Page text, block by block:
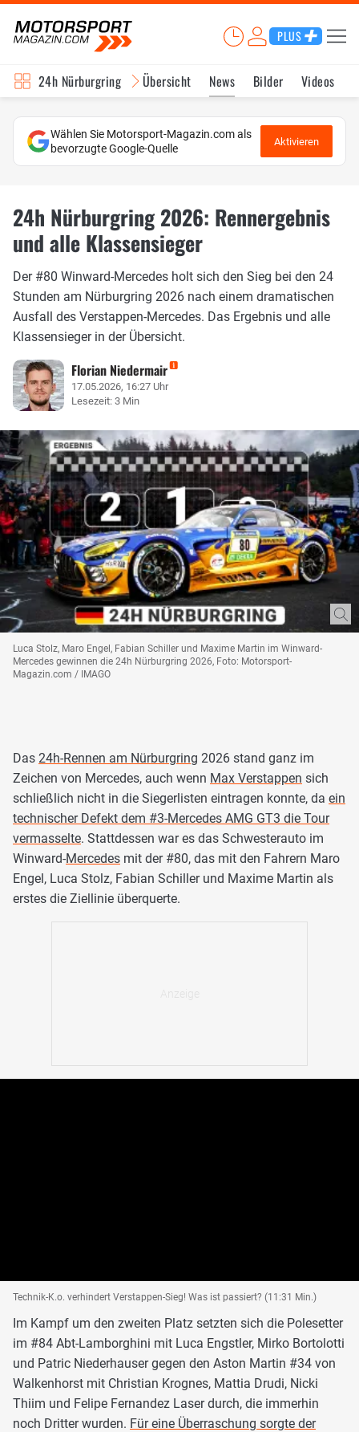
PLUS
24h Nürburgring Übersicht News Bilder Videos
Wählen Sie Motorsport-Magazin.com als
bevorzugte Google-Quelle
Aktivieren
24h Nürburgring 2026: Rennergebnis
und alle Klassensieger
Der #80 Winward-Mercedes holt sich den Sieg bei den 24
Stunden am Nürburgring 2026 nach einem dramatischen
Ausfall des Verstappen-Mercedes. Das Ergebnis und alle
Klassensieger in der Übersicht.
Florian Niedermair
17.05.2026, 16:27 Uhr
Lesezeit: 3 Min
Luca Stolz, Maro Engel, Fabian Schiller und Maxime Martin im Winward-
Mercedes gewinnen die 24h Nürburgring 2026, Foto: Motorsport-
Magazin.com / IMAGO
Das 24h-Rennen am Nürburgring 2026 stand ganz im
Zeichen von Mercedes, auch wenn Max Verstappen sich
schließlich nicht in die Siegerlisten eintragen konnte, da ein
technischer Defekt dem #3-Mercedes AMG GT3 die Tour
vermasselte. Stattdessen war es das Schwesterauto im
Winward-Mercedes mit der #80, das mit den Fahrern Maro
Engel, Luca Stolz, Fabian Schiller und Maxime Martin als
erstes die Ziellinie überquerte.
Technik-K.o. verhindert Verstappen-Sieg! Was ist passiert? (11:31 Min.)
Im Kampf um den zweiten Platz setzten sich die Polesetter
im #84 Abt-Lamborghini mit Luca Engstler, Mirko Bortolotti
und Patric Niederhauser gegen den Aston Martin #34 von
Walkenhorst mit Christian Krognes, Mattia Drudi, Nicki
Thiim und Felipe Fernandez Laser durch, die immerhin
noch Dritter wurden. Für eine Überraschung sorgte der